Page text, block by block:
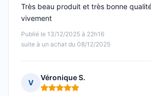
Publié le 13/12/2025 à 22h16
suite à un achat du 08/12/2025
Très beau produit et très bonne
vivement
V
Véronique S.
Note : 5 sur 5